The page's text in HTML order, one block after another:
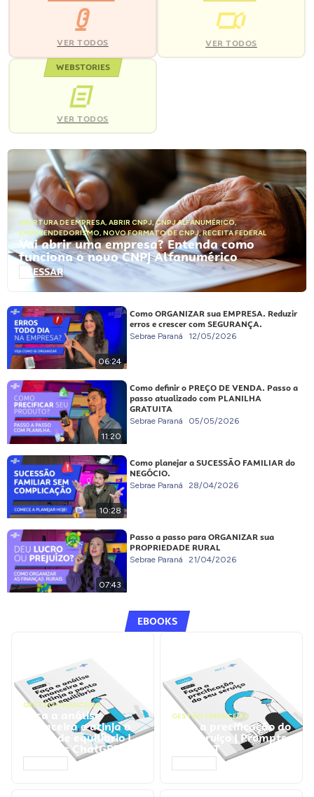
VER TODOS VER TODOS
WEBSTORIES
VER TODOS
ABERTURA DE EMPRESA, ABRIR CNPJ,CNPJ ALFANUMÉRICO,
EMPREENDEDORISMO, NOVO FORMATO DE CNPJ,RECEITA FEDERAL
Vai abrir uma empresa? Entenda como
funciona o novo CNPJ Alfanumérico
ACESSAR
06:24
Como ORGANIZAR sua EMPRESA. Reduzir
erros e crescer com SEGURANÇA.
Sebrae Paraná 12/05/2026
11:20
Como definir o PREÇO DE VENDA. Passo a
passo atualizado com PLANILHA
GRATUITA
Sebrae Paraná 05/05/2026
10:28
Como planejar a SUCESSÃO FAMILIAR do
NEGÓCIO.
Sebrae Paraná 28/04/2026
07:43
Passo a passo para ORGANIZAR sua
PROPRIEDADE RURAL
Sebrae Paraná 21/04/2026
EBOOKS
GESTÃO FINANCEIRA
Faça a análise
financeira e atinja o
ponto de equilíbrio |
Prompts ChatGPT
GESTÃO FINANCEIRA
Faça a precificação do
seu serviço | Prompts
ChatGPT